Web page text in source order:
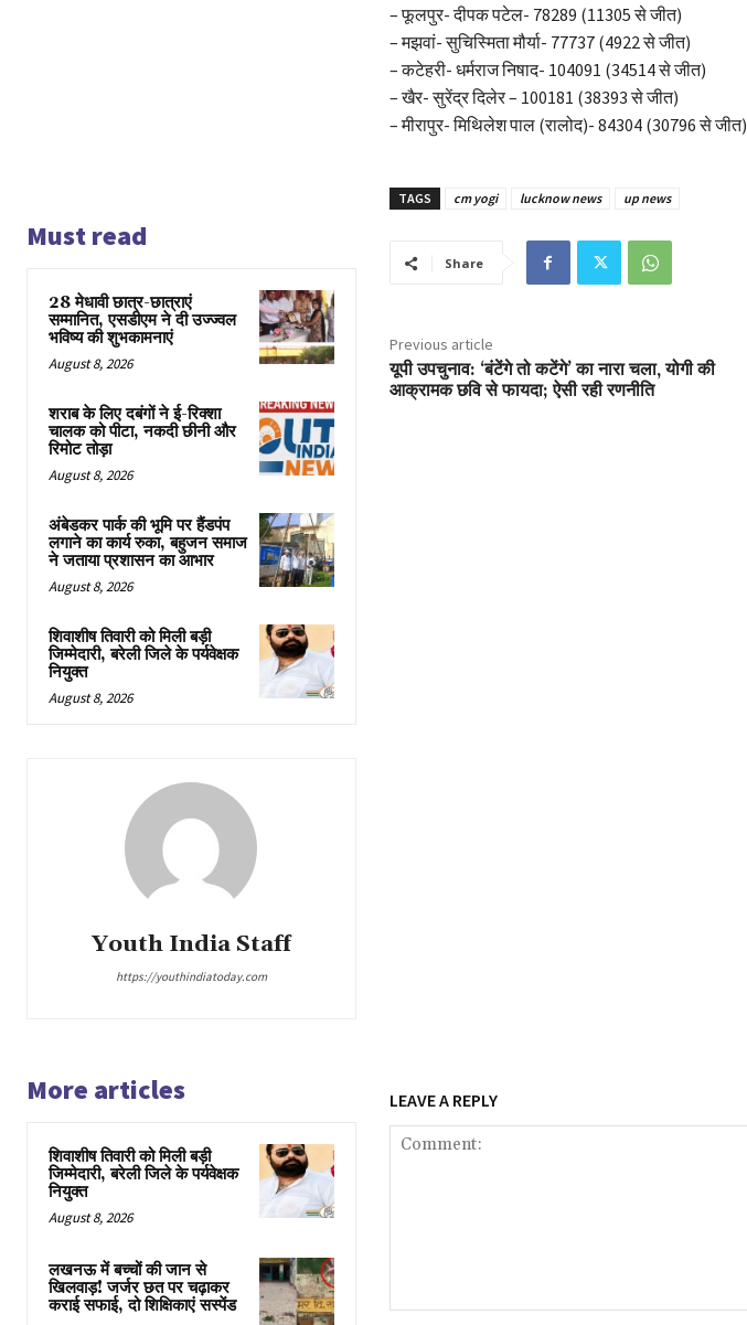
– फूलपुर- दीपक पटेल- 78289 (11305 से जीत)
– मझवां- सुचिस्मिता मौर्या- 77737 (4922 से जीत)
– कटेहरी- धर्मराज निषाद- 104091 (34514 से जीत)
– खैर- सुरेंद्र दिलेर – 100181 (38393 से जीत)
– मीरापुर- मिथिलेश पाल (रालोद)- 84304 (30796 से जीत)
TAGS cm yogi lucknow news up news
Must read
28 मेधावी छात्र-छात्राएं
सम्मानित, एसडीएम ने दी उज्ज्वल
भविष्य की शुभकामनाएं
August 8, 2026
शराब के लिए दबंगों ने ई-रिक्शा
चालक को पीटा, नकदी छीनी और
रिमोट तोड़ा
August 8, 2026
अंबेडकर पार्क की भूमि पर हैंडपंप
लगाने का कार्य रुका, बहुजन समाज
ने जताया प्रशासन का आभार
August 8, 2026
शिवाशीष तिवारी को मिली बड़ी
जिम्मेदारी, बरेली जिले के पर्यवेक्षक
नियुक्त
August 8, 2026
Youth India Staff
https://youthindiatoday.com
Share
Previous article
यूपी उपचुनाव: ‘बंटेंगे तो कटेंगे’ का नारा चला, योगी की
आक्रामक छवि से फायदा; ऐसी रही रणनीति
More articles
शिवाशीष तिवारी को मिली बड़ी
जिम्मेदारी, बरेली जिले के पर्यवेक्षक
नियुक्त
August 8, 2026
लखनऊ में बच्चों की जान से
खिलवाड़! जर्जर छत पर चढ़ाकर
कराई सफाई, दो शिक्षिकाएं सस्पेंड
LEAVE A REPLY